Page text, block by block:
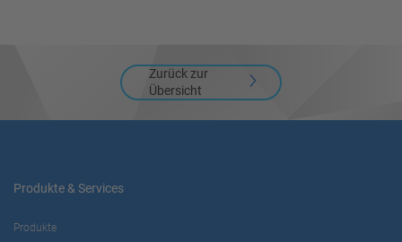
Zurück zur
Übersicht
Produkte & Services
Produkte